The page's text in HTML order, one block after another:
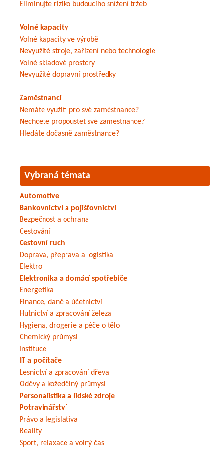
Eliminujte riziko budoucího snížení tržeb
Volné kapacity
Volné kapacity ve výrobě
Nevyužité stroje, zařízení nebo technologie
Volné skladové prostory
Nevyužité dopravní prostředky
Zaměstnanci
Nemáte využití pro své zaměstnance?
Nechcete propouštět své zaměstnance?
Hledáte dočasně zaměstnance?
Vybraná témata
Automotive
Bankovnictví a pojišťovnictví
Bezpečnost a ochrana
Cestování
Cestovní ruch
Doprava, přeprava a logistika
Elektro
Elektronika a domácí spotřebiče
Energetika
Finance, daně a účetnictví
Hutnictví a zpracování železa
Hygiena, drogerie a péče o tělo
Chemický průmysl
Instituce
IT a počítače
Lesnictví a zpracování dřeva
Oděvy a kožedělný průmysl
Personalistika a lidské zdroje
Potravinářství
Právo a legislativa
Reality
Sport, relaxace a volný čas